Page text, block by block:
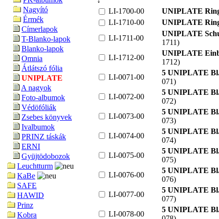
Nagyító
Érmék
Címerlapok
T-Blanko-lapok
Blanko-lapok
Omnia
Átlátszó fólia
UNIPLATE
A nagyok
Foto-albumok
Védöfóliák
Zsebes könyvek
Ivalbumok
PRINZ táskák
ERNI
Gyüjtödobozok
Leuchtturm
KaBe
SAFE
HAWID
Prinz
Kobra
LI-1700-00
UNIPLATE
LI-1710-00
UNIPLATE
LI-1711-00
UNIPLATE
1711)
LI-1712-00
UNIPLATE
1712)
LI-0071-00
5 UNIPLATE Bl.
071)
LI-0072-00
5 UNIPLATE Bl.
072)
LI-0073-00
5 UNIPLATE Bl.
073)
LI-0074-00
5 UNIPLATE Bl.
074)
LI-0075-00
5 UNIPLATE Bl.
075)
LI-0076-00
5 UNIPLATE Bl.
076)
LI-0077-00
5 UNIPLATE Bl.
077)
LI-0078-00
5 UNIPLATE Bl.